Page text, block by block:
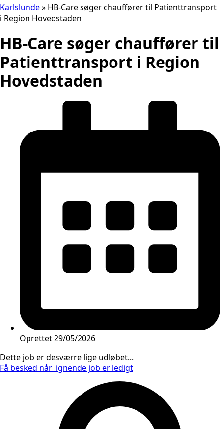
Karlslunde» HB-Care søger chauffører til Patienttransport
i Region Hovedstaden
HB-Care søger chauffører til
Patienttransport i Region
Hovedstaden
Oprettet29/05/2026
Dette job er desværre lige udløbet...
Få besked når lignende job er ledigt